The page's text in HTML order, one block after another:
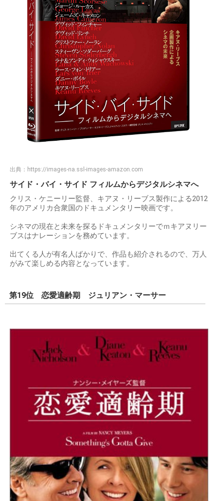
出典： https://images-na.ssl-images-amazon.com
サイド・バイ・サイド フィルムからデジタルシネマへ
クリス・ケニーリー監督、キアヌ・リーブス製作による2012
年のアメリカ合衆国のドキュメンタリー映画です。
シネマの現在と未来を探るドキュメンタリーでｍキアヌリー
ブスはナレーションを務めています。
出てくる人が有名人ばかりで、作品も紹介されるので、万人
がみて楽しめる内容となっています。
第19位 恋愛適齢期 ジュリアン・マーサー